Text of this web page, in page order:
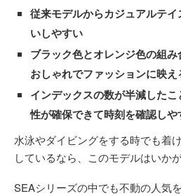
従来モデルからカジュアルテ
いしやすい
ブラック色とオレンジ色の組
おしゃれでファッションに映え
インデックスの数が半減した
性が確保できて時刻を確認しや
水泳やダイビングをする時でも着
しているなら、このモデルはいか
SEAシリーズの中でも不動の人気